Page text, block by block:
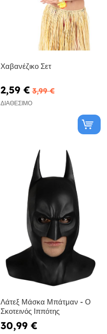
Χαβανέζικο Σετ
2,59 € 3,99 €
ΔΙΑΘΈΣΙΜΟ
Λάτεξ Μάσκα Μπάτμαν - Ο
Σκοτεινός Ιππότης
30,99 €